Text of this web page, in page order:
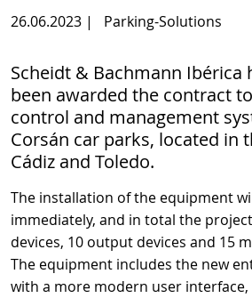
26.06.2023 | Parking-Solutions
Scheidt & Bachmann Ibérica
been awarded the contract
control and management
Corsán car parks, located in
Cádiz and Toledo.
The installation of the equipment
immediately, and in total the
devices, 10 output devices and 15
The equipment includes the new
with a more modern user